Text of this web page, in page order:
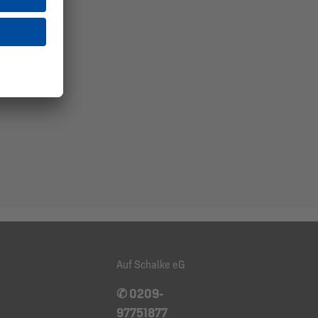
Auf Schalke eG
✆ 0209-
97751877